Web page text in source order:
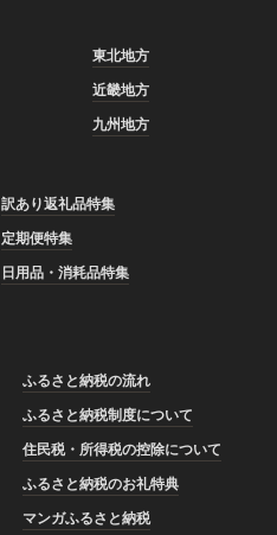
東北地方
近畿地方
九州地方
訳あり返礼品特集
定期便特集
日用品・消耗品特集
ふるさと納税の流れ
ふるさと納税制度について
住民税・所得税の控除について
ふるさと納税のお礼特典
マンガふるさと納税